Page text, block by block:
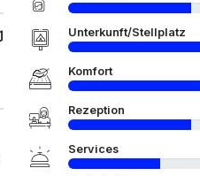
Unterkunft/Stellplatz
Komfort
Rezeption
Services